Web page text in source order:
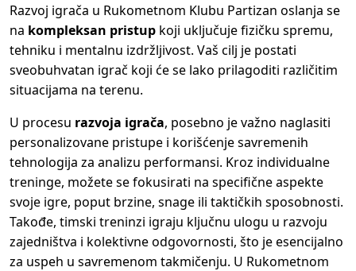
Razvoj igrača u Rukometnom Klubu Partizan oslanja se
na kompleksan pristup koji uključuje fizičku spremu,
tehniku i mentalnu izdržljivost. Vaš cilj je postati
sveobuhvatan igrač koji će se lako prilagoditi različitim
situacijama na terenu.
U procesu razvoja igrača, posebno je važno naglasiti
personalizovane pristupe i korišćenje savremenih
tehnologija za analizu performansi. Kroz individualne
treninge, možete se fokusirati na specifične aspekte
svoje igre, poput brzine, snage ili taktičkih sposobnosti.
Takođe, timski treninzi igraju ključnu ulogu u razvoju
zajedništva i kolektivne odgovornosti, što je esencijalno
za uspeh u savremenom takmičenju. U Rukometnom